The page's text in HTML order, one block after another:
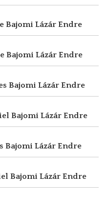
Bajomi Lázár Endre
Bajomi Lázár Endre
Bajomi Lázár Endre
Bajomi Lázár Endre
Bajomi Lázár Endre
Bajomi Lázár Endre